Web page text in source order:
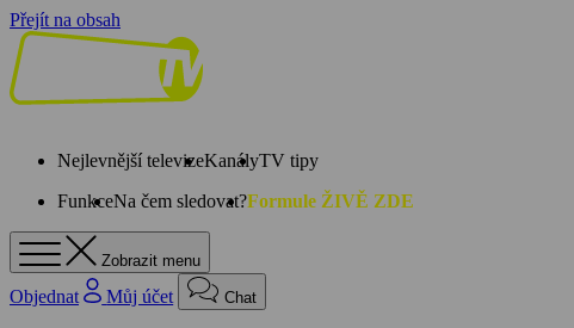
Přejít na obsah
Nejlevnější televizeKanályTV tipy
FunkceNa čem sledovat?Formule ŽIVĚ ZDE
Zobrazit menu
Objednat Můj účet Chat